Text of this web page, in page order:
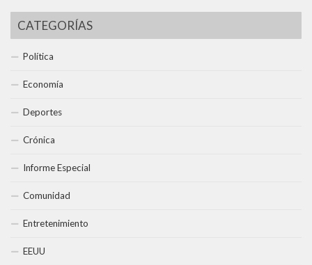
CATEGORÍAS
Política
Economía
Deportes
Crónica
Informe Especial
Comunidad
Entretenimiento
EEUU